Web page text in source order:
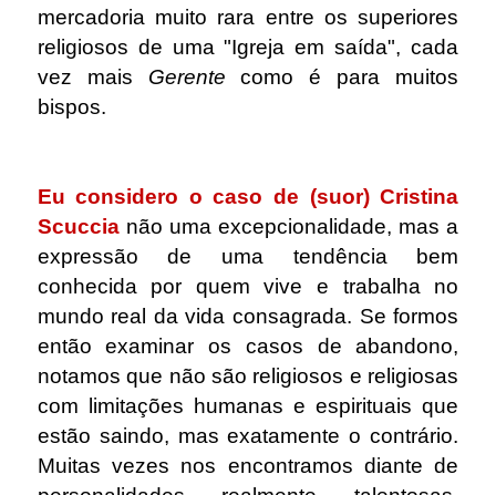
mercadoria muito rara entre os superiores
religiosos de uma "Igreja em saída", cada
vez mais Gerente como é para muitos
bispos.
Eu considero o caso de (suor) Cristina
Scuccia não uma excepcionalidade, mas a
expressão de uma tendência bem
conhecida por quem vive e trabalha no
mundo real da vida consagrada. Se formos
então examinar os casos de abandono,
notamos que não são religiosos e religiosas
com limitações humanas e espirituais que
estão saindo, mas exatamente o contrário.
Muitas vezes nos encontramos diante de